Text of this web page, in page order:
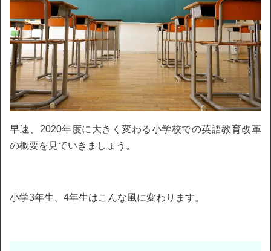
早速、2020年度に大きく変わる小学校での英語教育改革
の概要を見ていきましょう。
小学3年生、4年生はこんな風に変わります。